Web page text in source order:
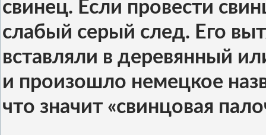
свинец. Если провести
слабый серый след. Его
вставляли в деревянный
и произошло немецкое
что значит «свинцовая